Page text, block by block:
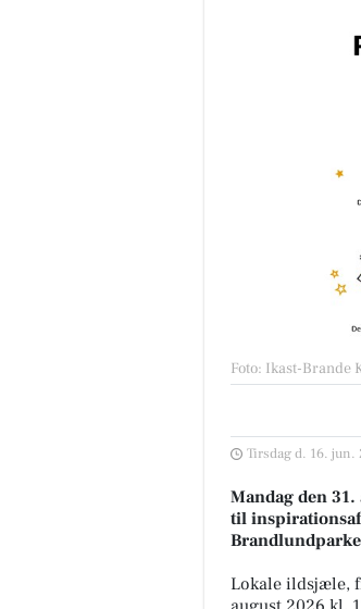
Foto: Ikast-Brande
Tirsdag d. 16. jun.
Mandag den
til
Lokale ildsjæle,